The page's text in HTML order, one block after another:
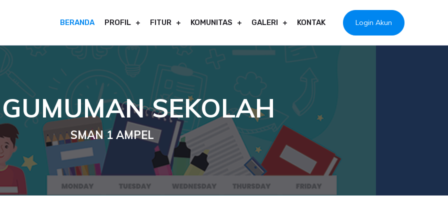
Login Akun
BERANDA PROFIL FITUR KOMUNITAS GALERI KONTAK
SEKOLAH
SMAN 1 AMPEL